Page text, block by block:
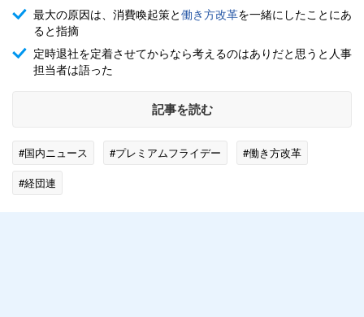
最大の原因は、消費喚起策と働き方改革を一緒にしたことにあ
ると指摘
定時退社を定着させてからなら考えるのはありだと思うと人事
担当者は語った
記事を読む
#国内ニュース #プレミアムフライデー
#働き方改革
#経団連